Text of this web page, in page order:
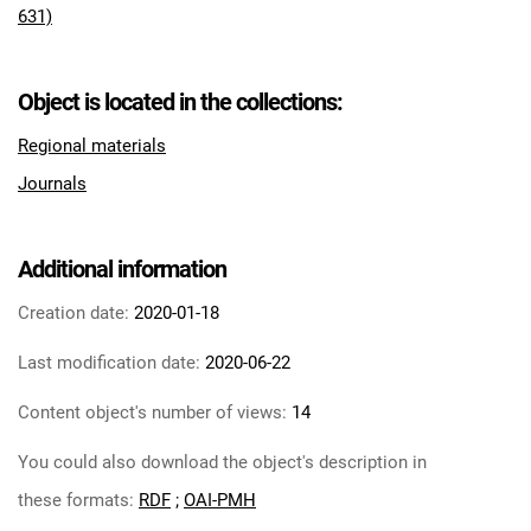
631)
Object is located in the collections:
Regional materials
Journals
Additional information
Creation date: 2020-01-18
Last modification date: 2020-06-22
Content object's number of views: 14
You could also download the object's description in
these formats: RDF ; OAI-PMH